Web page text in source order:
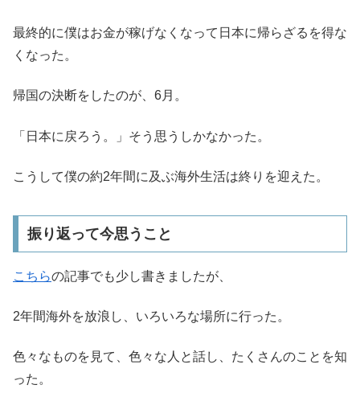
最終的に僕はお金が稼げなくなって日本に帰らざるを得な
くなった。
帰国の決断をしたのが、6月。
「日本に戻ろう。」そう思うしかなかった。
こうして僕の約2年間に及ぶ海外生活は終りを迎えた。
振り返って今思うこと
こちらの記事でも少し書きましたが、
2年間海外を放浪し、いろいろな場所に行った。
色々なものを見て、色々な人と話し、たくさんのことを知
った。